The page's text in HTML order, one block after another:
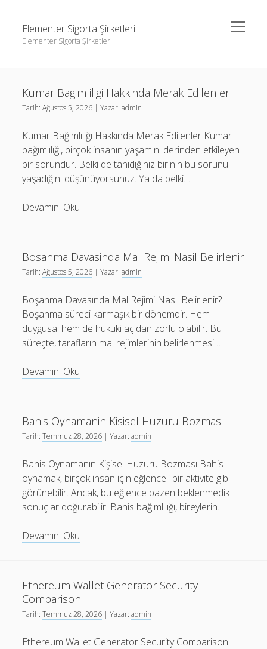
Elementer Sigorta Şirketleri
Elementer Sigorta Şirketleri
menüyü
aç
Instagram Beğeni Çoğaltma
Retweet Yükseltme Bedava
Sayfa Listesi
Instagram Beğeni Çoğaltma
Liste
Retweet Yükseltme Bedava
Sayfa Listesi
Elementer
Sigorta
Yazılar
Kumar Bagimliligi Hakkinda Merak Edilenler
Tarih:Ağustos 5, 2026 | Yazar:admin
Kumar Bağımlılığı Hakkında Merak Edilenler Kumar
bağımlılığı, birçok insanın yaşamını derinden etkileyen
bir sorundur. Belki de tanıdığınız birinin bu sorunu
yaşadığını düşünüyorsunuz. Ya da belki…
Devamını Oku
Edilenler
Bosanma Davasinda Mal Rejimi Nasil Belirlenir
Tarih:Ağustos 5, 2026 | Yazar:admin
Boşanma Davasında Mal Rejimi Nasıl Belirlenir?
Boşanma süreci karmaşık bir dönemdir. Hem
duygusal hem de hukuki açıdan zorlu olabilir. Bu
süreçte, tarafların mal rejimlerinin belirlenmesi…
Devamını Oku
Nasil
Belirlenir
Bahis Oynamanin Kisisel Huzuru Bozmasi
Tarih:Temmuz 28, 2026 | Yazar:admin
Bahis Oynamanın Kişisel Huzuru Bozması Bahis
oynamak, birçok insan için eğlenceli bir aktivite gibi
görünebilir. Ancak, bu eğlence bazen beklenmedik
sonuçlar doğurabilir. Bahis bağımlılığı, bireylerin…
Devamını Oku
Huzuru
Bozmasi
Ethereum Wallet Generator Security
Comparison
Tarih:Temmuz 28, 2026 | Yazar:admin
Ethereum Wallet Generator Security Comparison